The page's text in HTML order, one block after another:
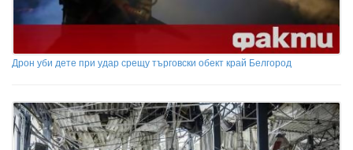
Дрон уби дете при удар срещу търговски обект край Белгород